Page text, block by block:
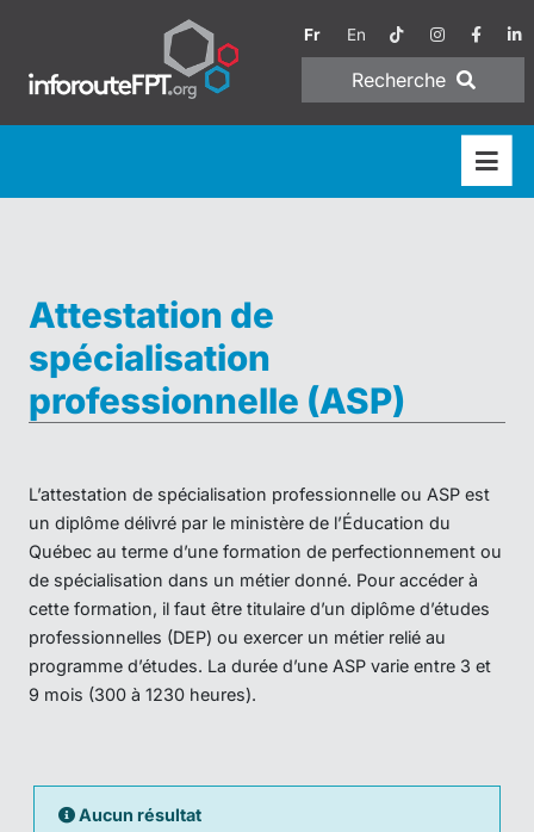
Fr En
Recherche
Attestation de
spécialisation
professionnelle (ASP)
L’attestation de spécialisation professionnelle ou ASP est
un diplôme délivré par le ministère de l’Éducation du
Québec au terme d’une formation de perfectionnement ou
de spécialisation dans un métier donné. Pour accéder à
cette formation, il faut être titulaire d’un diplôme d’études
professionnelles (DEP) ou exercer un métier relié au
programme d’études. La durée d’une ASP varie entre 3 et
9 mois (300 à 1230 heures).
Aucun résultat